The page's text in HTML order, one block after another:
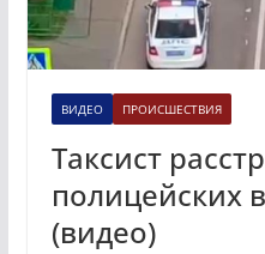
ВИДЕО ПРОИСШЕСТВИЯ
Таксист
полицейских
(видео)